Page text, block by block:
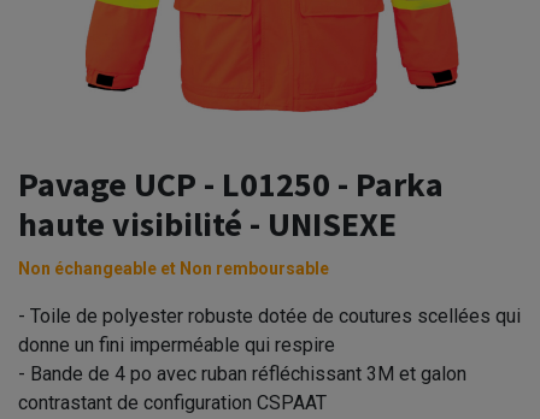
Pavage UCP - L01250 - Parka
haute visibilité - UNISEXE
Non échangeable et Non remboursable
- Toile de polyester robuste dotée de coutures scellées qui
donne un fini imperméable qui respire
- Bande de 4 po avec ruban réfléchissant 3M et galon
contrastant de configuration CSPAAT